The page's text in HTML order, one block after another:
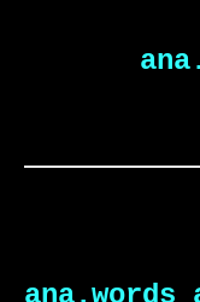
ana.words